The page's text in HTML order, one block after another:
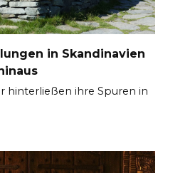
in Skandinavien
hinterließen ihre Spuren in